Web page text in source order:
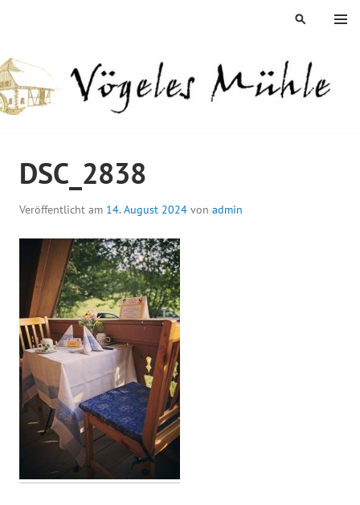
MENÜ
SUCHEN
DSC_2838
Veröffentlicht am 14. August 2024 von admin